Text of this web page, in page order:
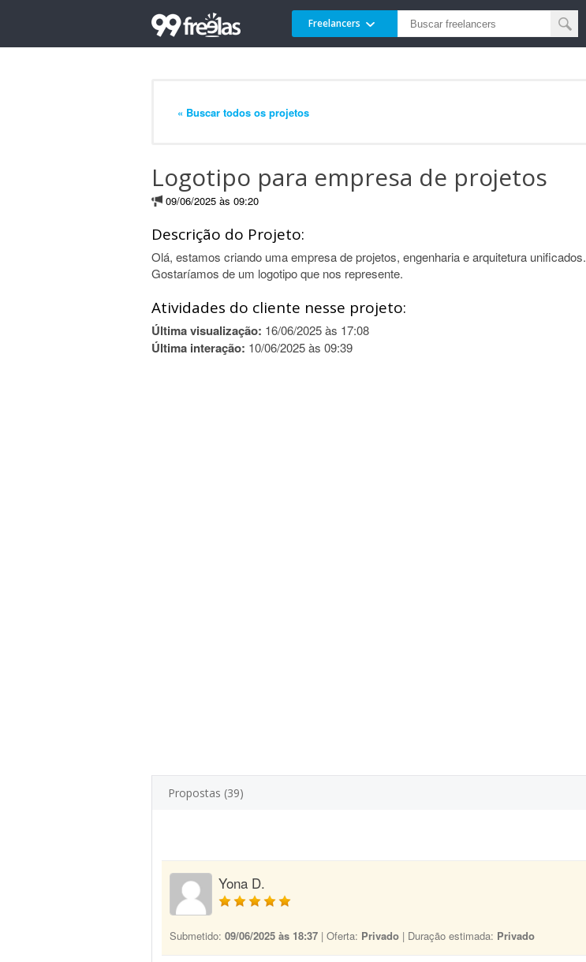
Freelancers
« Buscar todos os projetos
Logotipo para empresa de projetos
09/06/2025 às 09:20
Descrição do Projeto:
Olá, estamos criando uma empresa de projetos, engenharia e arquitetura unificados.
Gostaríamos de um logotipo que nos represente.
Atividades do cliente nesse projeto:
Última visualização: 16/06/2025 às 17:08
Última interação: 10/06/2025 às 09:39
Propostas (39)
Yona D.
Submetido: 09/06/2025 às 18:37 | Oferta: Privado | Duração estimada: Privado